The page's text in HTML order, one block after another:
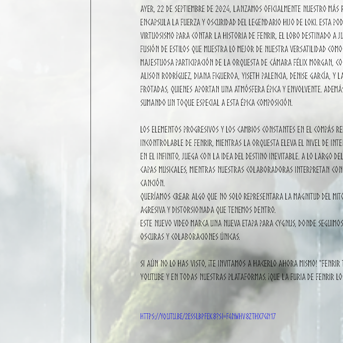
Ayer, 22 de septiembre de 2024, lanzamos oficialmente nuestro
encapsula la fuerza y oscuridad del legendario hijo de Loki. Esta
virtuosismo para contar la historia de Fenrir, el lobo destinado a
fusión de estilos que muestra lo mejor de nuestra versatilidad
majestuosa participación de la Orquesta de Cámara Félix Morgan,
Alison Rodríguez, Diana Figueroa, Yiseth Palencia, Denise García,
frotadas, quienes aportan una atmósfera épica y envolvente.
sumando un toque especial a esta épica composición.
Los elementos progresivos y los cambios constantes en el compás
incontrolable de Fenrir, mientras la orquesta eleva el nivel de
en el infinito, juega con la idea del destino inevitable. A lo largo
capas musicales, mientras nuestras colaboradoras interpretan
canción.
Queríamos crear algo que no solo representara la magnitud del
agresiva y distorsionada que tenemos dentro.
Este nuevo video marca una nueva etapa para CYGNUS, donde
oscuras y colaboraciones únicas.
Si aún no lo has visto, ¡te invitamos a hacerlo ahora mismo!
YouTube y en todas nuestras plataformas. ¡Que la furia de Fenrir
https://youtu.be/2eSSlBPfek8?si=F4Nwhv8zTHx7gN17